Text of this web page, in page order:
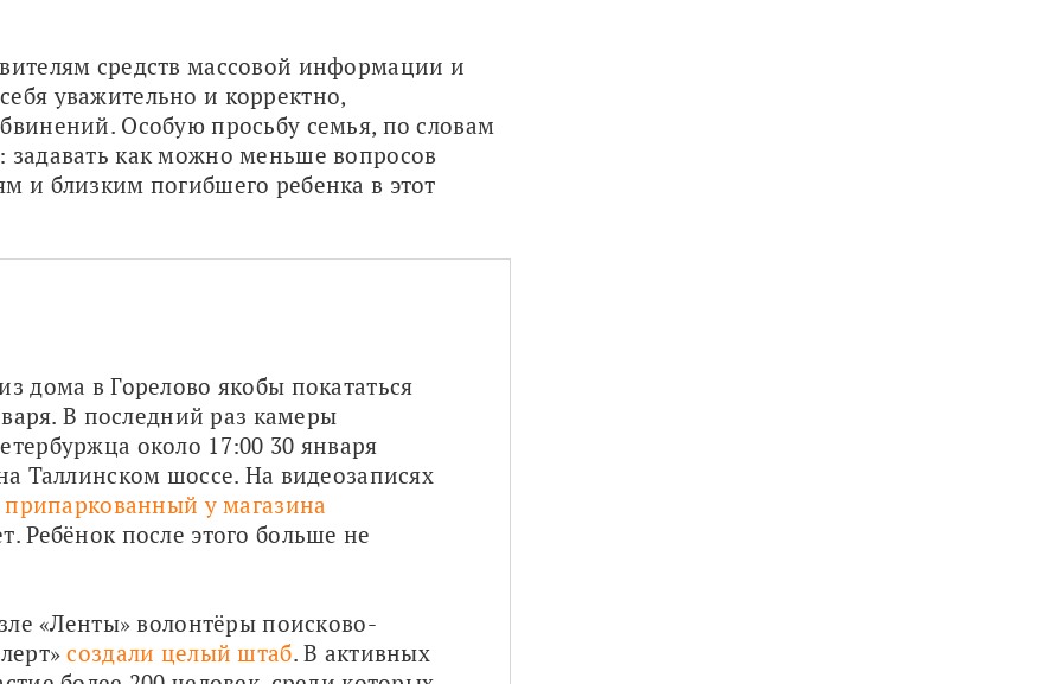
средств массовой информации и
уважительно и корректно,
Особую просьбу семья, по словам
задавать как можно меньше вопросов
и близким погибшего ребенка в этот
дома в Горелово якобы покататься
В последний раз камеры
около 17:00 30 января
Таллинском шоссе. На видеозаписях
припаркованный у магазина
Ребёнок после этого больше не
«Ленты» волонтёры поисково-
создали целый штаб. В активных